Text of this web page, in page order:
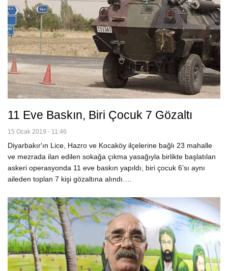
11 Eve Baskın, Biri Çocuk 7 Gözaltı
15 Ocak 2019 - 11:46
Diyarbakır'ın Lice, Hazro ve Kocaköy ilçelerine bağlı 23 mahalle
ve mezrada ilan edilen sokağa çıkma yasağıyla birlikte başlatılan
askeri operasyonda 11 eve baskın yapıldı, biri çocuk 6’sı aynı
aileden toplan 7 kişi gözaltına alındı.…